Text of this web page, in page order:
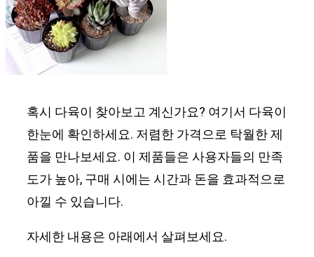
혹시 다육이 찾아보고 계신가요? 여기서 다육이
한눈에 확인하세요. 저렴한 가격으로 탁월한 제
품을 만나보세요. 이 제품들은 사용자들의 만족
도가 높아, 구매 시에는 시간과 돈을 효과적으로
아낄 수 있습니다.
자세한 내용은 아래에서 살펴보세요.